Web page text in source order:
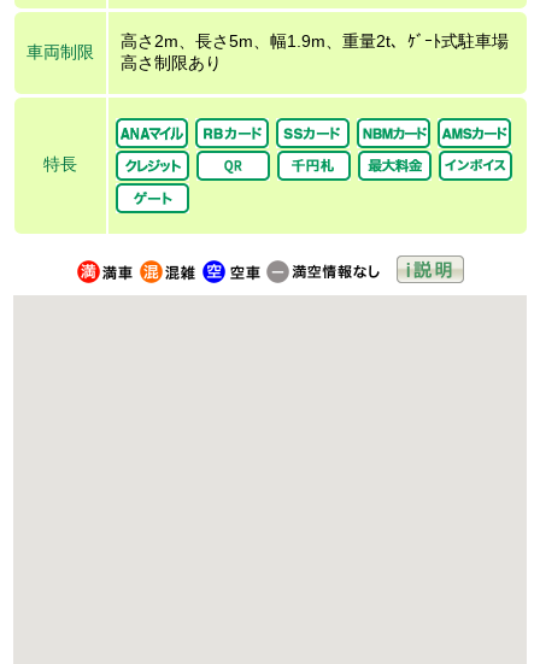
車両制限
高さ2m、長さ5m、幅1.9m、重量2t、ｹﾞｰﾄ式駐車場
高さ制限あり
特長